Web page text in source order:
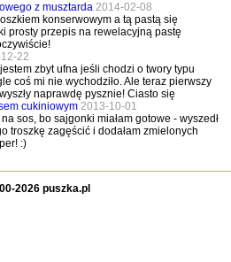
z musztarda 2014-02-08
konserwowym a tą pastą się
prosty przepis na rewelacyjną pastę
22
zbyt ufna jeśli chodzi o twory typu
coś mi nie wychodziło. Ale teraz pierwszy
naprawdę pysznie! Ciasto się
cukiniowym 2013-10-01
sos, bo sajgonki miałam gotowe - wyszedł
troszkę zagęścić i dodałam zmielonych
:)
2026 puszka.pl